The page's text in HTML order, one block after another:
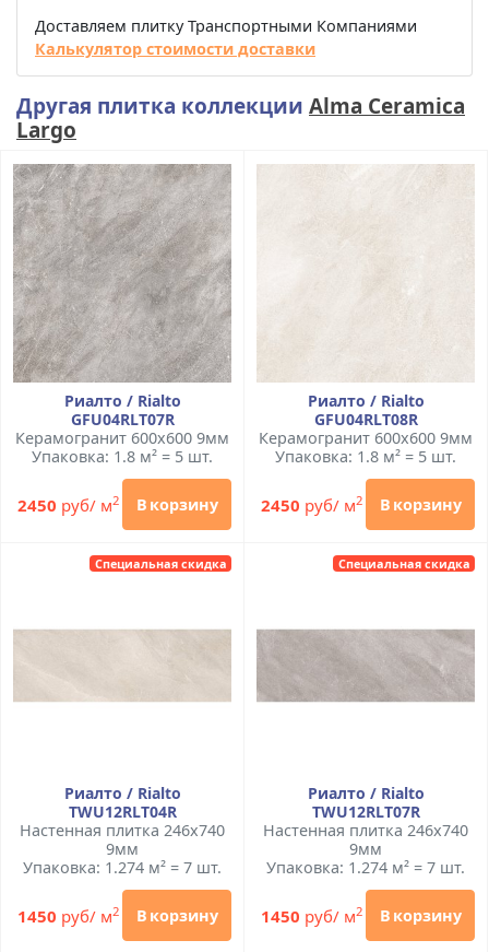
Доставляем плитку Транспортными Компаниями
Калькулятор стоимости доставки
Другая плитка коллекции Alma Ceramica
Largo
Риалто / Rialto
GFU04RLT07R
Керамогранит 600x600 9мм
Упаковка: 1.8 м² = 5 шт.
2450 руб/ м2 В корзину
Риалто / Rialto
GFU04RLT08R
Керамогранит 600x600 9мм
Упаковка: 1.8 м² = 5 шт.
2450 руб/ м2 В корзину
Специальная скидка
Риалто / Rialto
TWU12RLT04R
Настенная плитка 246x740
9мм
Упаковка: 1.274 м² = 7 шт.
1450 руб/ м2 В корзину
Специальная скидка
Риалто / Rialto
TWU12RLT07R
Настенная плитка 246x740
9мм
Упаковка: 1.274 м² = 7 шт.
1450 руб/ м2 В корзину